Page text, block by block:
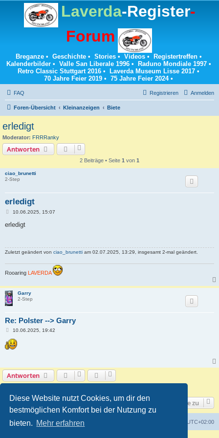
Diese Website nutzt Cookies, um dir den
bestmöglichen Komfort bei der Nutzung zu
bieten. Mehr erfahren
Laverda-Register-
Forum
Breganze• Geschichte• Stories• Videos• Registertreffen•
Kalenderbilder• Valle San Liberale 1996• Raduno Mondiale 1997•
Retro Classic Stuttgart 2016 • Laverda Museum Lisse 2017 •
70 Jahre Feier 2019 • 75 Jahre Feier 2024•
FAQ Anmelden
Registrieren
Foren-Übersicht Kleinanzeigen Biete
erledigt
Moderator: FRRRanky
Antworten
2 Beiträge • Seite 1 von 1
ciao_brunetti
2-Step
erledigt
B
i
g
10.06.2025, 15:07
erledigt
Zuletzt geändert von ciao_brunetti am 02.07.2025, 13:29, insgesamt 2-mal geändert.
Rooaring LAVERDA
Garry
2-Step
Re: Polster --> Garry
B
i
t
10.06.2025, 19:42
Antworten
Gehe zu
Foren-Übersicht UTC+02:00